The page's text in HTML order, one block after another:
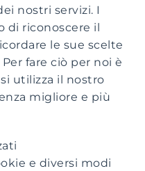
nostri servizi. I
di riconoscere il
le sue scelte
fare ciò per noi è
utilizza il nostro
migliore e più
e diversi modi